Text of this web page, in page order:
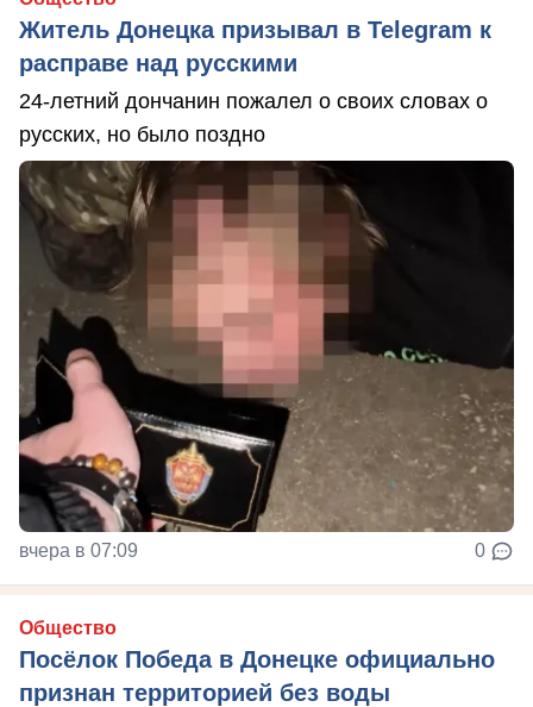
Житель Донецка призывал в Telegram к
расправе над русскими
24-летний дончанин пожалел о своих словах о
русских, но было поздно
вчера в 07:09 0
Общество
Посёлок Победа в Донецке официально
признан территорией без воды